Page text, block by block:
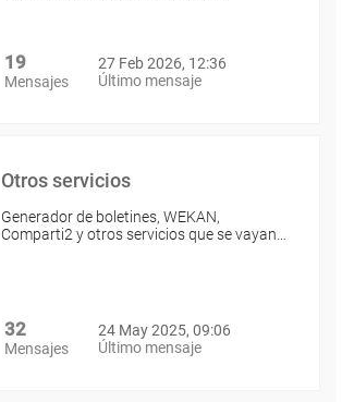
19
Mensajes
27 Feb 2026, 12:36
Último mensaje
Otros servicios
Generador de boletines, WEKAN,
Comparti2 y otros servicios que se vayan…
32
Mensajes
24 May 2025, 09:06
Último mensaje